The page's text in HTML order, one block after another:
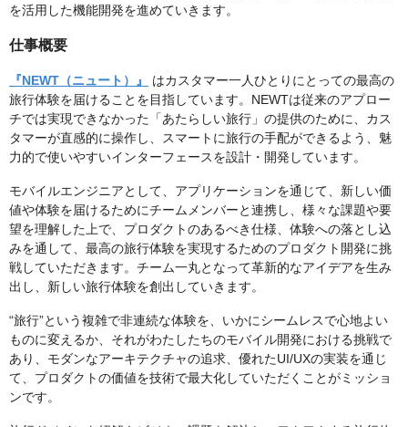
を活用した機能開発を進めていきます。
仕事概要
『NEWT（ニュート）』
はカスタマー一人ひとりにとっての最高の
旅行体験を届けることを目指しています。NEWTは従来のアプロー
チでは実現できなかった「あたらしい旅行」の提供のために、カス
タマーが直感的に操作し、スマートに旅行の手配ができるよう、魅
力的で使いやすいインターフェースを設計・開発しています。
モバイルエンジニアとして、アプリケーションを通じて、新しい価
値や体験を届けるためにチームメンバーと連携し、様々な課題や要
望を理解した上で、プロダクトのあるべき仕様、体験への落とし込
みを通して、最高の旅行体験を実現するためのプロダクト開発に挑
戦していただきます。チーム一丸となって革新的なアイデアを生み
出し、新しい旅行体験を創出していきます。
“旅行”という複雑で非連続な体験を、いかにシームレスで心地よい
ものに変えるか、それがわたしたちのモバイル開発における挑戦で
あり、モダンなアーキテクチャの追求、優れたUI/UXの実装を通じ
て、プロダクトの価値を技術で最大化していただくことがミッショ
ンです。